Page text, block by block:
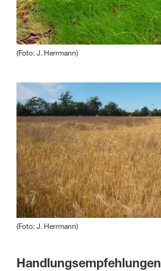
(Foto: J. Herrmann)
(Foto: J. Herrmann)
Handlungsempfehlungen